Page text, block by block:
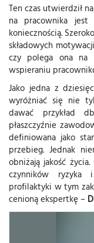
Ten czas utwierdził
na pracownika
koniecznością.
składowych
czy polega ona na
wspieraniu
Jako jedna z
wyróżniać się nie
dawać przykład
płaszczyźnie
definiowana jako
przebieg. Jednak
obniżają jakość
czynników ryzyka
profilaktyki w tym
cenioną ekspertkę –